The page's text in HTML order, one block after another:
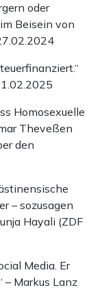
oder
Beisein von
Homosexuelle
Theveßen
den
– sozusagen
Hayali (ZDF
Media. Er
– Markus Lanz